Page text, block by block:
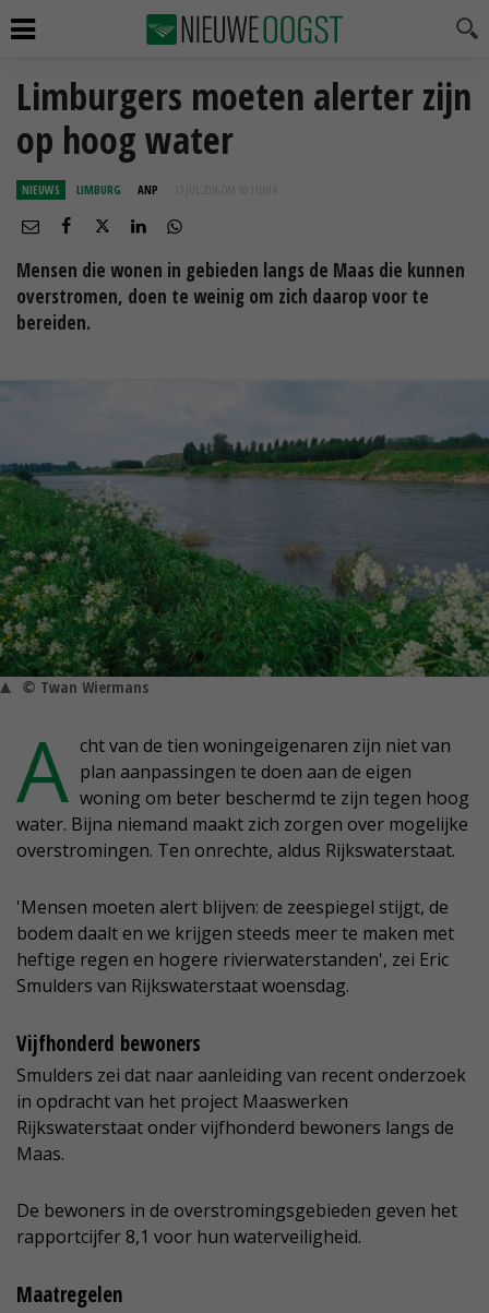
Limburgers moeten alerter zijn
op hoog water
NIEUWS LIMBURG ANP 13 JUL 2016 OM 10:11
Mensen die wonen in gebieden langs de Maas die kunnen
overstromen, doen te weinig om zich daarop voor te
bereiden.
© Twan Wiermans
A cht van de tien woningeigenaren zijn niet van
plan aanpassingen te doen aan de eigen
woning om beter beschermd te zijn tegen hoog
water. Bijna niemand maakt zich zorgen over mogelijke
overstromingen. Ten onrechte, aldus Rijkswaterstaat.
'Mensen moeten alert blijven: de zeespiegel stijgt, de
bodem daalt en we krijgen steeds meer te maken met
heftige regen en hogere rivierwaterstanden', zei Eric
Smulders van Rijkswaterstaat woensdag.
Vijfhonderd bewoners
Smulders zei dat naar aanleiding van recent onderzoek
in opdracht van het project Maaswerken
Rijkswaterstaat onder vijfhonderd bewoners langs de
Maas.
De bewoners in de overstromingsgebieden geven het
rapportcijfer 8,1 voor hun waterveiligheid.
Maatregelen